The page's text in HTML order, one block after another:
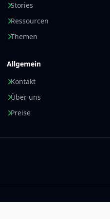
Stories
Ressourcen
Themen
Allgemein
Kontakt
Über uns
Preise